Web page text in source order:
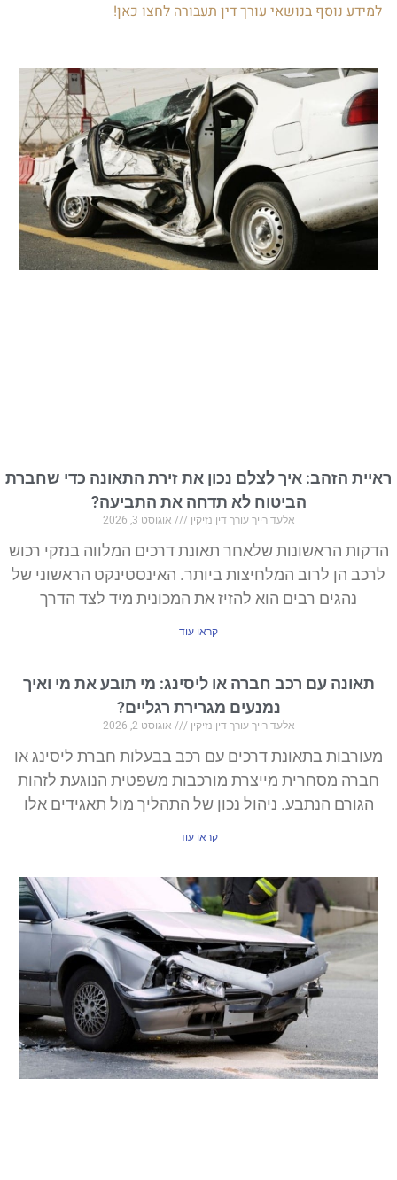
למידע נוסף בנושאי עורך דין תעבורה לחצו כאן!
ראיית הזהב: איך לצלם נכון את זירת התאונה כדי שחברת
הביטוח לא תדחה את התביעה?
אלעד רייך עורך דין נזיקין אוגוסט 3, 2026
הדקות הראשונות שלאחר תאונת דרכים המלווה בנזקי רכוש
לרכב הן לרוב המלחיצות ביותר. האינסטינקט הראשוני של
נהגים רבים הוא להזיז את המכונית מיד לצד הדרך
קראו עוד
תאונה עם רכב חברה או ליסינג: מי תובע את מי ואיך
נמנעים מגרירת רגליים?
אלעד רייך עורך דין נזיקין אוגוסט 2, 2026
מעורבות בתאונת דרכים עם רכב בבעלות חברת ליסינג או
חברה מסחרית מייצרת מורכבות משפטית הנוגעת לזהות
הגורם הנתבע. ניהול נכון של התהליך מול תאגידים אלו
קראו עוד